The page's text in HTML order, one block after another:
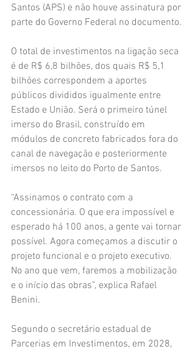
Santos (APS) e não houve assinatura por
parte do Governo Federal no documento.
O total de investimentos na ligação seca
é de R$ 6,8 bilhões, dos quais R$ 5,1
bilhões correspondem a aportes
públicos divididos igualmente entre
Estado e União. Será o primeiro túnel
imerso do Brasil, construído em
módulos de concreto fabricados fora do
canal de navegação e posteriormente
imersos no leito do Porto de Santos.
“Assinamos o contrato com a
concessionária. O que era impossível e
esperado há 100 anos, a gente vai tornar
possível. Agora começamos a discutir o
projeto funcional e o projeto executivo.
No ano que vem, faremos a mobilização
e o início das obras”, explica Rafael
Benini.
Segundo o secretário estadual de
Parcerias em Investimentos, em 2028,